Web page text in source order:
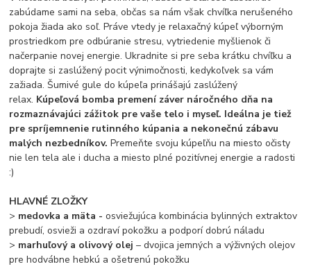
zabúdame sami na seba, občas sa nám však chvíľka nerušeného
pokoja žiada ako soľ. Práve vtedy je relaxačný kúpeľ výborným
prostriedkom pre odbúranie stresu, vytriedenie myšlienok či
načerpanie novej energie. Ukradnite si pre seba krátku chvíľku a
doprajte si zaslúžený pocit výnimočnosti, kedykoľvek sa vám
zažiada. Šumivé gule do kúpeľa prinášajú zaslúžený
relax. Kúpeľová bomba premení záver náročného dňa na
rozmaznávajúci zážitok pre vaše telo i myseľ. Ideálna je tiež
pre spríjemnenie rutinného kúpania a nekonečnú zábavu
malých nezbedníkov. Premeňte svoju kúpeľňu na miesto očisty
nie len tela ale i ducha a miesto plné pozitívnej energie a radosti
:)
HLAVNÉ ZLOŽKY
> medovka a mäta -osviežujúca kombinácia bylinných extraktov
prebudí, osvieži a ozdraví pokožku a podporí dobrú náladu
> marhuľový a olivový olej – dvojica jemných a výživných olejov
pre hodvábne hebkú a ošetrenú pokožku